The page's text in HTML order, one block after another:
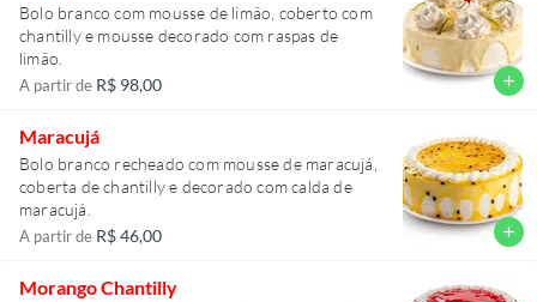
Bolo branco com mousse de limão, coberto com
chantilly e mousse decorado com raspas de
limão.
A partir de R$ 98,00 add
Maracujá
Bolo branco recheado com mousse de maracujá,
coberta de chantilly e decorado com calda de
maracujá.
A partir de R$ 46,00 add
Morango Chantilly